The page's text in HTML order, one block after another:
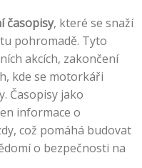
časopisy, které se snaží
pohromadě. Tyto
akcích, zakončení
kde se motorkáři
Časopisy jako
informace o
což pomáhá budovat
o bezpečnosti na